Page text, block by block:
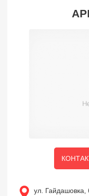
ул. Гайдашовка,